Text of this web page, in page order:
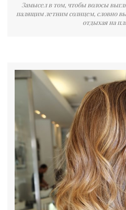
Замысел в том, чтобы волосы
палящим летним солнцем, словно
отдыхая на